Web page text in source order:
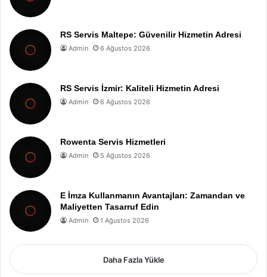
RS Servis Maltepe: Güvenilir Hizmetin Adresi
Admin 6 Ağustos 2026
RS Servis İzmir: Kaliteli Hizmetin Adresi
Admin 6 Ağustos 2026
Rowenta Servis Hizmetleri
Admin 5 Ağustos 2026
E İmza Kullanmanın Avantajları: Zamandan ve
Maliyetten Tasarruf Edin
Admin 1 Ağustos 2026
Daha Fazla Yükle